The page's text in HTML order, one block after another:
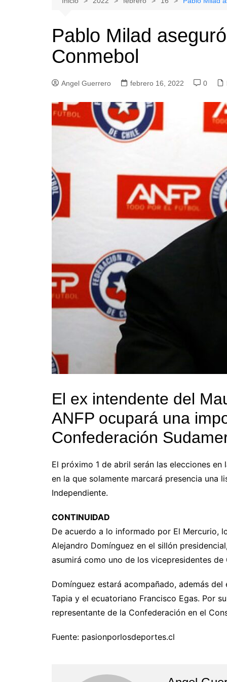
Tenis
Gimnasia
Licantén
Rauco
Sagrada Familia
Teno
Vichuquén
Pablo Milad
Conmebol
Angel Guerrero febrero 16, 2022 0
El ex intendente del
ANFP ocupará una
Confederación
El próximo 1 de abril serán las elecciones
en la que solamente marcará presencia una
Independiente.
CONTINUIDAD
De acuerdo a lo informado por El Mercurio,
Alejandro Domínguez en el sillón
asumirá como uno de los vicepresidentes de
Domínguez estará acompañado, además
Tapia y el ecuatoriano Francisco Egas. Por
representante de la Confederación en el
Fuente: pasionporlosdeportes.cl